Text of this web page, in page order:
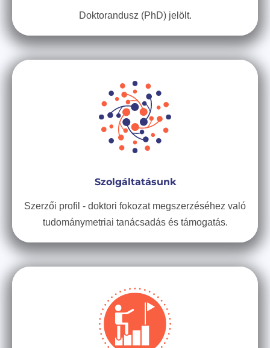
Doktorandusz (PhD) jelölt.
Szolgáltatásunk
Szerzői profil - doktori fokozat megszerzéséhez való
tudománymetriai tanácsadás és támogatás.